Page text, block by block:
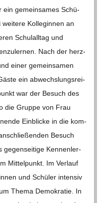
ein gemein­sa­mes Schü­
Kol­le­gin­nen an
Schul­all­tag und
Nach der herz­
einer gemein­sa­men
ein abwechs­lungs­rei­
war der Besuch des
die Gruppe von Frau
Ein­bli­cke in die kom­
Besuch
gegen­sei­tige Ken­nen­ler­
Mit­tel­punkt. Im Ver­lauf
und Schü­ler inten­siv
Thema Demo­kra­tie. In